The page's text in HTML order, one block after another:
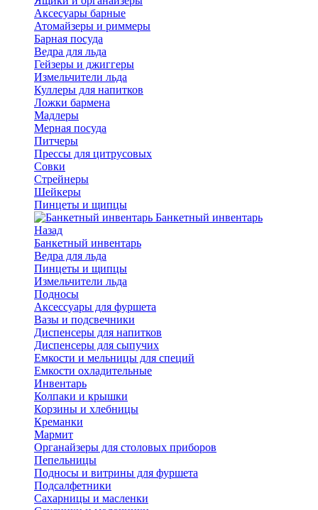
Аксесуары барные
Атомайзеры и риммеры
Барная посуда
Ведра для льда
Гейзеры и джиггеры
Измельчители льда
Куллеры для напитков
Ложки бармена
Мадлеры
Мерная посуда
Питчеры
Прессы для цитрусовых
Совки
Стрейнеры
Шейкеры
Пинцеты и щипцы
Банкетный инвентарь
Назад
Банкетный инвентарь
Ведра для льда
Пинцеты и щипцы
Измельчители льда
Подносы
Аксессуары для фуршета
Вазы и подсвечники
Диспенсеры для напитков
Диспенсеры для сыпучих
Емкости и мельницы для специй
Емкости охладительные
Инвентарь
Колпаки и крышки
Корзины и хлебницы
Креманки
Мармит
Органайзеры для столовых приборов
Пепельницы
Подносы и витрины для фуршета
Подсалфетники
Сахарницы и масленки